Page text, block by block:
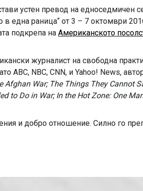
устен превод на едноседмичен
една раница“ от 3 – 7 октомври
подкрепа на Американското
журналист на свободна
ABC, NBC, CNN, и Yahoo! News,
Afghan War; The Things They Cannot
to Do in War; In the Hot Zone: One
и добро отношение. Силно го